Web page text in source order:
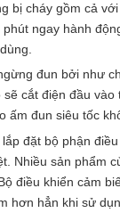
bị cháy gồm cả
ngay hành
đun bởi như
cắt điện đầu
đun siêu tốc
đặt bộ phận
Nhiều sản phẩm
điều khiển cảm
hơn hẳn khi sử